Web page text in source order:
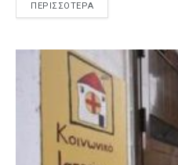
ΠΕΡΙΣΣΟΤΕΡΑ